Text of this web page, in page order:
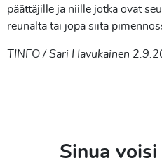
päättäjille ja niille jotka ovat
reunalta tai jopa siitä
TINFO / Sari Havukainen
Sinua